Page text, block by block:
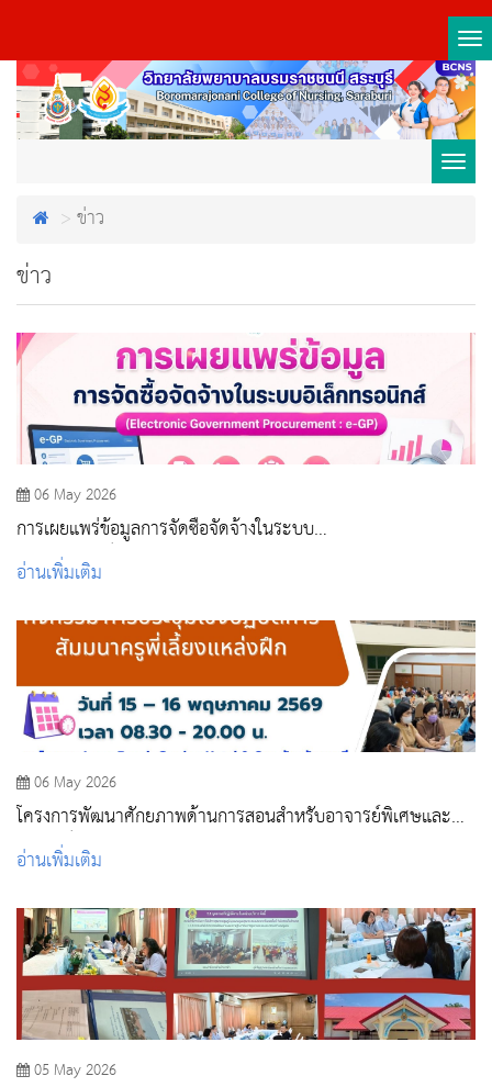
ข่าว
ข่าว
06 May 2026
การเผยแพร่ข้อมูลการจัดซื้อจัดจ้างในระบบ
อิเล็กทรอนิกส์(Electronic Government Procurement : E-GP)
อ่านเพิ่มเติม
06 May 2026
โครงการพัฒนาศักยภาพด้านการสอนสำหรับอาจารย์พิเศษและ
อาจารย์ผู้สอนภาคปฏิบัติ กิจกรรม การประชุมเชิงปฏิบัติการ
สัมมนาครูพี่เลี้ยงแหล่งฝึก
อ่านเพิ่มเติม
05 May 2026